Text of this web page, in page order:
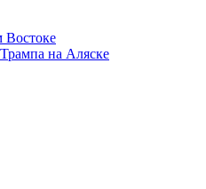
на Аляске